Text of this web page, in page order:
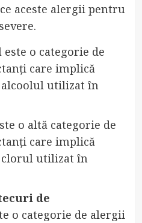
aceste alergii pentru
este o categorie de
care implică
utilizat în
o altă categorie de
care implică
clorul utilizat în
de
o categorie de alergii